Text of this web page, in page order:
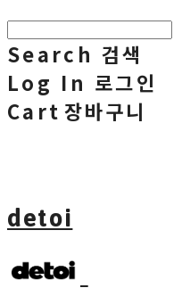
Search 검색
Log In 로그인
Cart 장바구니
detoi